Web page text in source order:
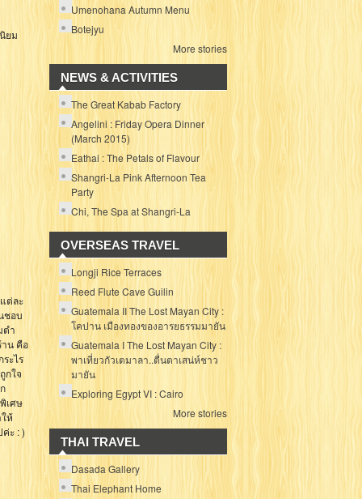
ยม
ต่ละ
ชอบ
ตำ
าน คือ
ะไร
กใจ
เศษ
ห้
ะ : )
Umenohana Autumn Menu
Botejyu
More stories
NEWS & ACTIVITIES
The Great Kabab Factory
Angelini : Friday Opera Dinner
(March 2015)
Eathai : The Petals of Flavour
Shangri-La Pink Afternoon Tea
Party
Chi, The Spa at Shangri-La
OVERSEAS TRAVEL
Longji Rice Terraces
Reed Flute Cave Guilin
Guatemala II The Lost Mayan City :
โคปาน เมืองทองของอารยธรรมมายัน
Guatemala I The Lost Mayan City :
พาเที่ยวกัวเตมาลา..ตื่นตาเสน่ห์ชาว
มายัน
Exploring Egypt VI : Cairo
More stories
THAI TRAVEL
Dasada Gallery
Thai Elephant Home